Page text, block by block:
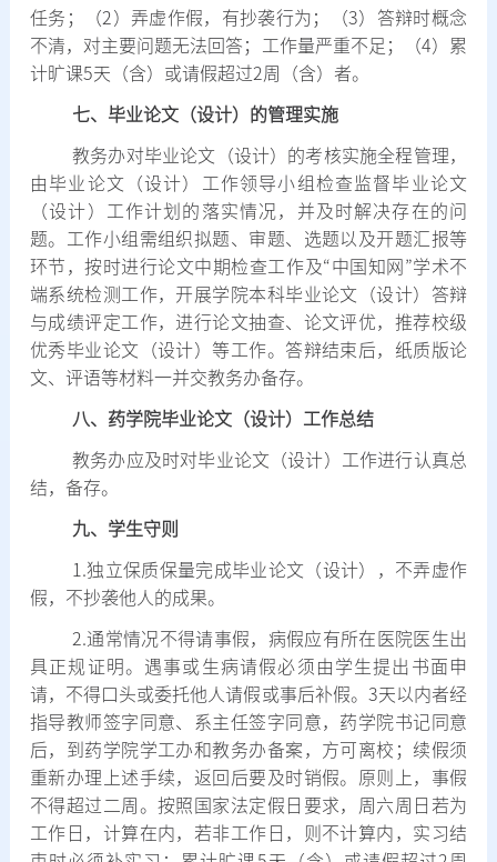
任务；（2）弄虚作假，有抄袭行为；（3）答辩时概念
不清，对主要问题无法回答；工作量严重不足；（4）累
计旷课5天（含）或请假超过2周（含）者。
七、毕业论文（设计）的管理实施
教务办对毕业论文（设计）的考核实施全程管理，
由毕业论文（设计）工作领导小组检查监督毕业论文
（设计）工作计划的落实情况，并及时解决存在的问
题。工作小组需组织拟题、审题、选题以及开题汇报等
环节，按时进行论文中期检查工作及“中国知网 ”学术不
端系统检测工作，开展学院本科毕业论文（设计）答辩
与成绩评定工作，进行论文抽查、论文评优，推荐校级
优秀毕业论文（设计）等工作。答辩结束后，纸质版论
文、评语等材料一并交教务办备存。
八、药学院毕业论文（设计）工作总结
教务办应及时对毕业论文（设计）工作进行认真总
结，备存。
九、学生守则
1. 独立保质保量完成毕业论文（设计），不弄虚作
假，不抄袭他人的成果。
2. 通常情况不得请事假，病假应有所在医院医生出
具正规证明。遇事或生病请假必须由学生提出书面申
请，不得口头或委托他人请假或事后补假。 3天以内者经
指导教师签字同意、系主任签字同意，药学院书记同意
后，到药学院学工办和教务办备案，方可离校；续假须
重新办理上述手续，返回后要及时销假。原则上，事假
不得超过二周。按照国家法定假日要求，周六周日若为
工作日，计算在内，若非工作日，则不计算内，实习结